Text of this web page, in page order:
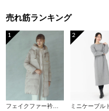
売れ筋ランキング
1
フェイクファー衿ダウンコート
2